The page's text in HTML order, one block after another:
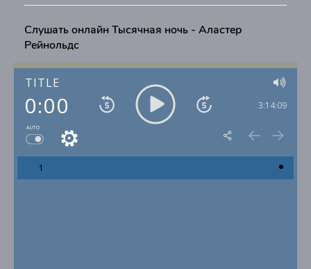
Слушать онлайн Тысячная ночь - Аластер
Рейнольдс
TITLE
0:00 3:14:09
AUTO
1